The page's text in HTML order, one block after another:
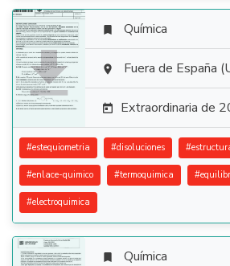

 Química
 Fuera de España
 Extraordinaria de
#estequiometria #disoluciones #
#enlace-quimico #termoquimica #
#electroquimica
 Química